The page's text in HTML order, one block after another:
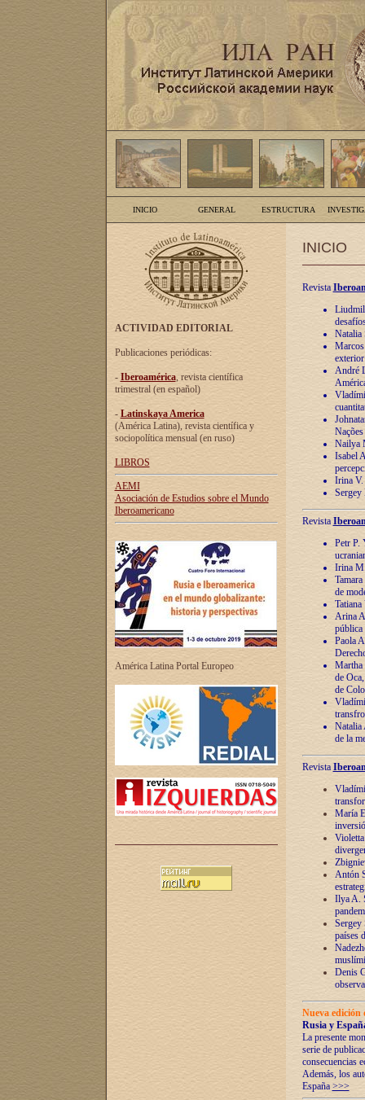
INICIO GENERAL ESTRUCTURA
ACTIVIDAD EDITORIAL
Publicaciones periódicas:
- Iberoamérica, revista científica
trimestral (en español)
- Latinskaya America
(América Latina), revista científica y
sociopolítica mensual (en ruso)
LIBROS
AEMI
Asociación de Estudios sobre el Mundo
Iberoamericano
América Latina Portal Europeo
INICIO
Revista
Natalia
André
Nailya
Isabel
Irina V.
Sergey
Revista
Petr P.
Irina
de
Arina
pública
Paola
Martha
de
de
Natalia
de la
Revista
María
Antón
Ilya A.
Sergey
países
Denis
Nueva
Rusia y
La presente
serie de
consecuencias
Además, los
España >>>